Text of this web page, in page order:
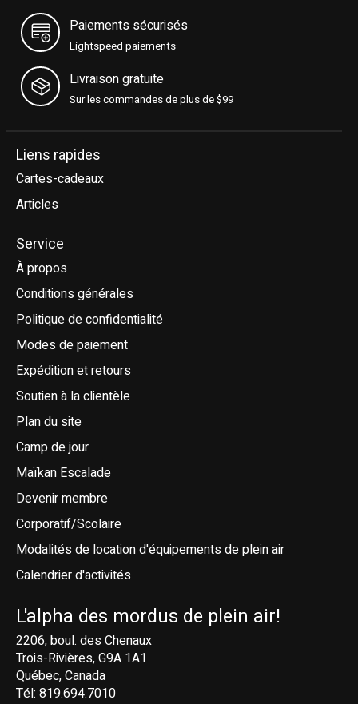
Paiements sécurisés
Lightspeed paiements
Livraison gratuite
Sur les commandes de plus de $99
Liens rapides
Cartes-cadeaux
Articles
Service
À propos
Conditions générales
Politique de confidentialité
Modes de paiement
Expédition et retours
Soutien à la clientèle
Plan du site
Camp de jour
Maïkan Escalade
Devenir membre
Corporatif/Scolaire
Modalités de location d'équipements de plein air
Calendrier d'activités
L'alpha des mordus de plein air!
2206, boul. des Chenaux
Trois-Rivières, G9A 1A1
Québec, Canada
Tél: 819.694.7010